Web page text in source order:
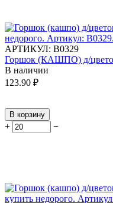
АРТИКУЛ: В0329
Горшок (КАШПО) д/
В наличии
123.90 ₽
В корзину
+ −